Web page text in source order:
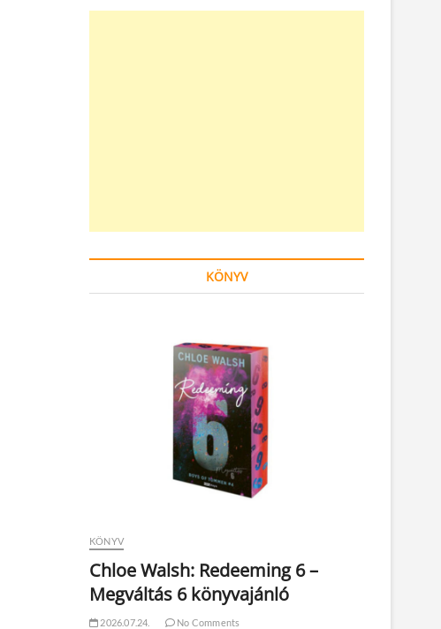
KÖNYV
KÖNYV
Chloe Walsh: Redeeming 6 –
Megváltás 6 könyvajánló
2026.07.24. No Comments